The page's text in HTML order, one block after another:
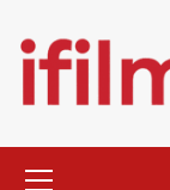
contenuto
principale